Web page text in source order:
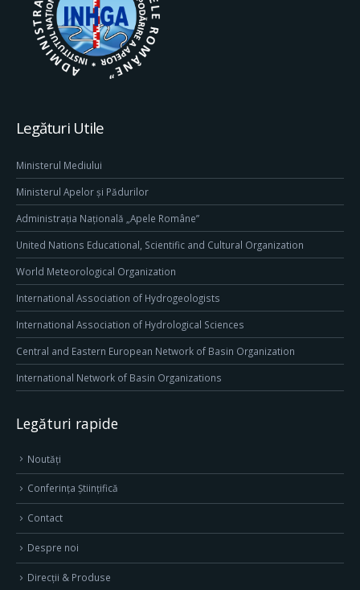
Legături Utile
Ministerul Mediului
Ministerul Apelor și Pădurilor
Administrația Națională „Apele Române”
United Nations Educational, Scientific and Cultural Organization
World Meteorological Organization
International Association of Hydrogeologists
International Association of Hydrological Sciences
Central and Eastern European Network of Basin Organization
International Network of Basin Organizations
Legături rapide
Noutăți
Conferința Științifică
Contact
Despre noi
Direcţii & Produse